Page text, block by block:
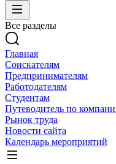
Все разделы
Главная
Соискателям
Предпринимателям
Работодателям
Студентам
Путеводитель по
Рынок труда
Новости сайта
Календарь мероприятий